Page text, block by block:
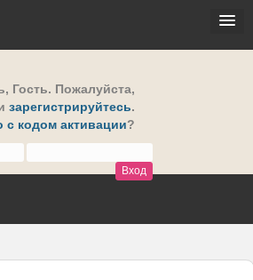
Гость. Пожалуйста,
зарегистрируйтесь.
с кодом активации?